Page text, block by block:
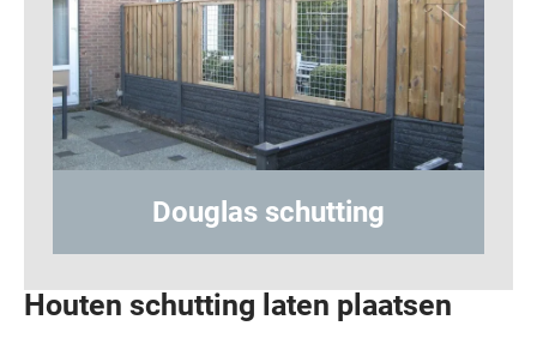
Hout-
Houten schutting laten plaatsen